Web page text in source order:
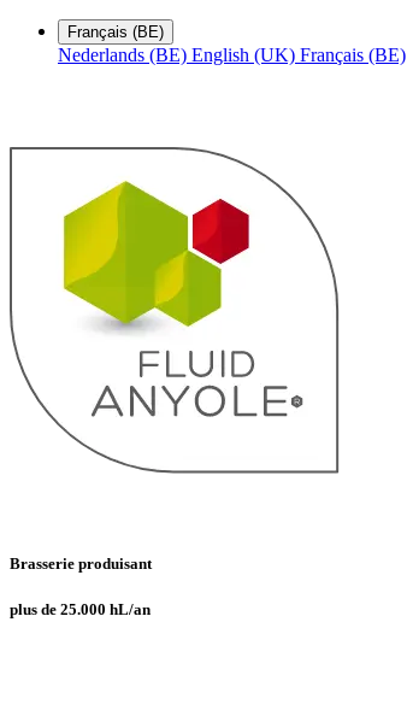
Français (BE)
Nederlands (BE) English (UK) Français (BE)
Brasserie produisant
plus de 25.000 hL/an